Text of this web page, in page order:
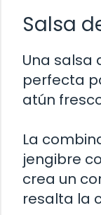
Salsa
Una salsa
perfecta
atún
La
jengibre
crea un
resalta la